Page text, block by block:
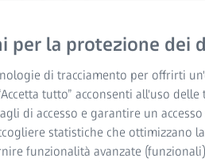
e un
di campo.
per la protezione dei
di tracciamento per offrirti
tutto” acconsenti all'uso
di accesso e garantire un
statistiche che ottimizzano
funzionalità avanzate